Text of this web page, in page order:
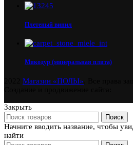
Плетеный винил
Микодур (минеральная плита)
Магазин «ПОЛЫ»
Закрыть
Поиск
Начните вводить название, чтобы
найти